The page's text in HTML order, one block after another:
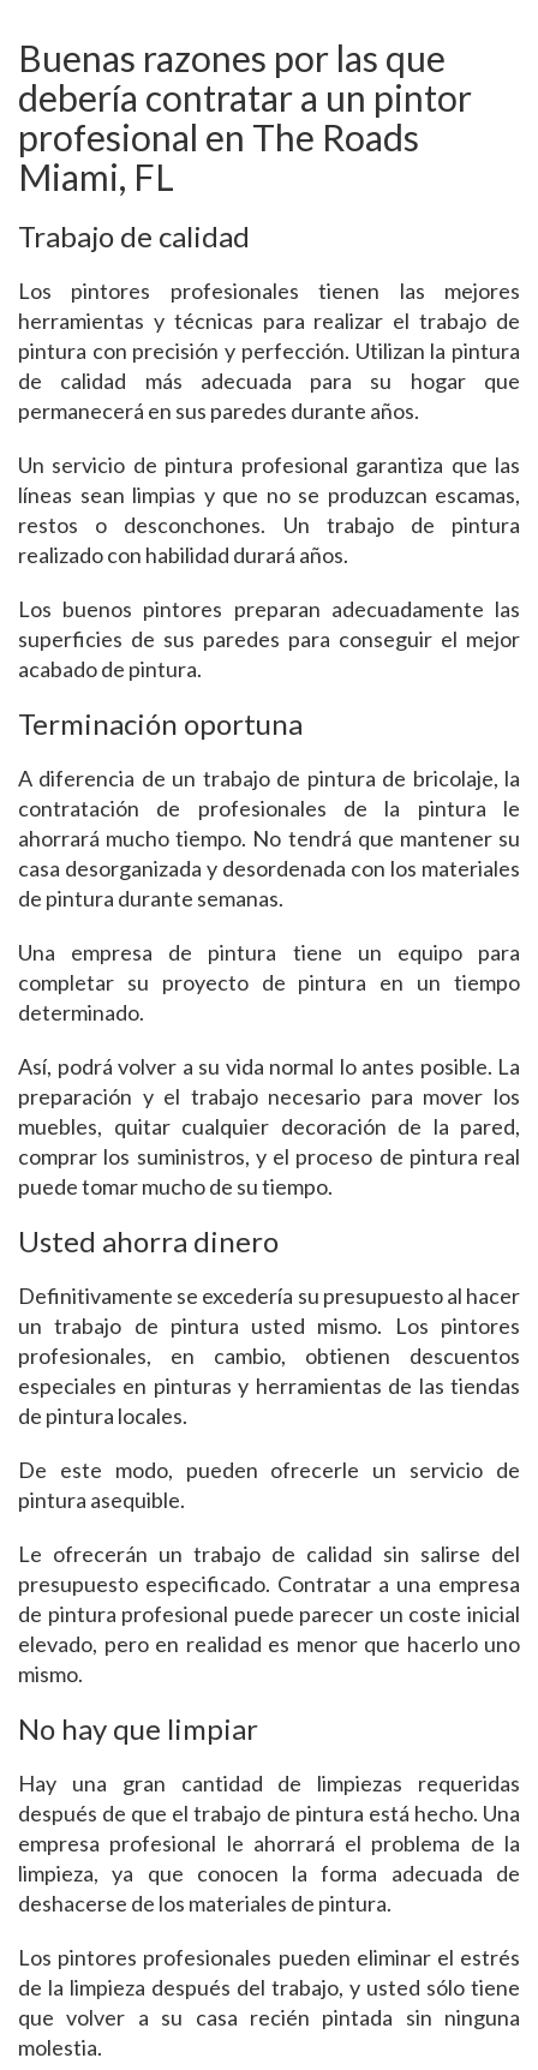
Buenas razones por las que
debería contratar a un pintor
profesional en The Roads
Miami, FL
Trabajo de calidad
Los pintores profesionales tienen las mejores
herramientas y técnicas para realizar el trabajo de
pintura con precisión y perfección. Utilizan la pintura
de calidad más adecuada para su hogar que
permanecerá en sus paredes durante años.
Un servicio de pintura profesional garantiza que las
líneas sean limpias y que no se produzcan escamas,
restos o desconchones. Un trabajo de pintura
realizado con habilidad durará años.
Los buenos pintores preparan adecuadamente las
superficies de sus paredes para conseguir el mejor
acabado de pintura.
Terminación oportuna
A diferencia de un trabajo de pintura de bricolaje, la
contratación de profesionales de la pintura le
ahorrará mucho tiempo. No tendrá que mantener su
casa desorganizada y desordenada con los materiales
de pintura durante semanas.
Una empresa de pintura tiene un equipo para
completar su proyecto de pintura en un tiempo
determinado.
Así, podrá volver a su vida normal lo antes posible. La
preparación y el trabajo necesario para mover los
muebles, quitar cualquier decoración de la pared,
comprar los suministros, y el proceso de pintura real
puede tomar mucho de su tiempo.
Usted ahorra dinero
Definitivamente se excedería su presupuesto al hacer
un trabajo de pintura usted mismo. Los pintores
profesionales, en cambio, obtienen descuentos
especiales en pinturas y herramientas de las tiendas
de pintura locales.
De este modo, pueden ofrecerle un servicio de
pintura asequible.
Le ofrecerán un trabajo de calidad sin salirse del
presupuesto especificado. Contratar a una empresa
de pintura profesional puede parecer un coste inicial
elevado, pero en realidad es menor que hacerlo uno
mismo.
No hay que limpiar
Hay una gran cantidad de limpiezas requeridas
después de que el trabajo de pintura está hecho. Una
empresa profesional le ahorrará el problema de la
limpieza, ya que conocen la forma adecuada de
deshacerse de los materiales de pintura.
Los pintores profesionales pueden eliminar el estrés
de la limpieza después del trabajo, y usted sólo tiene
que volver a su casa recién pintada sin ninguna
molestia.